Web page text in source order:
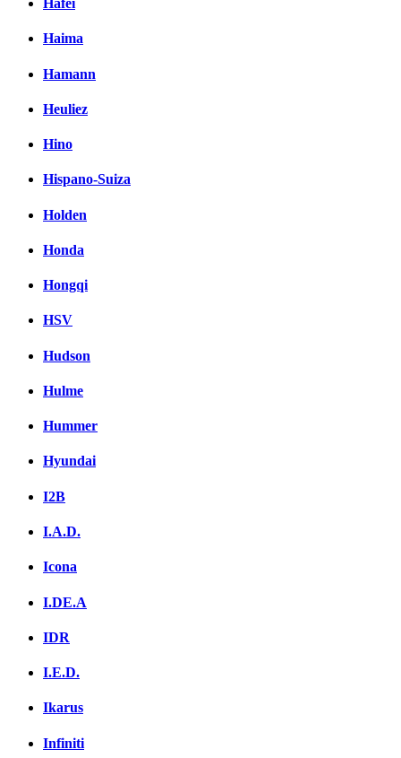
Hafei
Haima
Hamann
Heuliez
Hino
Hispano-Suiza
Holden
Honda
Hongqi
HSV
Hudson
Hulme
Hummer
Hyundai
I2B
I.A.D.
Icona
I.DE.A
IDR
I.E.D.
Ikarus
Infiniti